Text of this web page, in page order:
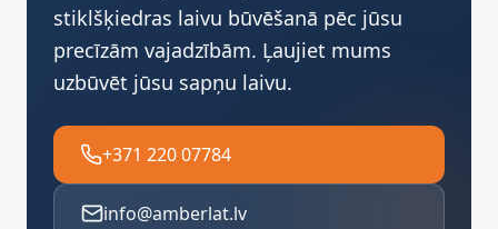
stiklšķiedras laivu būvēšanā pēc jūsu
precīzām vajadzībām. Ļaujiet mums
uzbūvēt jūsu sapņu laivu.
+371 220 07784
info@amberlat.lv